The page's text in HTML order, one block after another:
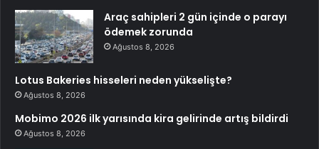
Araç sahipleri 2 gün içinde o parayı
ödemek zorunda
Ağustos 8, 2026
Lotus Bakeries hisseleri neden yükselişte?
Ağustos 8, 2026
Mobimo 2026 ilk yarısında kira gelirinde artış bildirdi
Ağustos 8, 2026